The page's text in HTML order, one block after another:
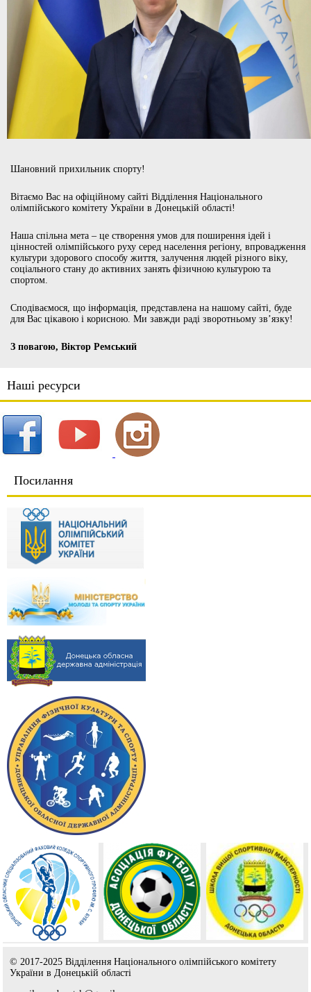
Шановний прихильник спорту!
Вітаємо Вас на офіційному сайті Відділення Національного
олімпійського комітету України в Донецькій області!
Наша спільна мета – це створення умов для поширення ідей і
цінностей олімпійського руху серед населення регіону, впровадження
культури здорового способу життя, залучення людей різного віку,
соціального стану до активних занять фізичною культурою та
спортом.
Сподіваємося, що інформація, представлена на нашому сайті, буде
для Вас цікавою і корисною. Ми завжди раді зворотньому зв’язку!
З повагою, Віктор Ремський
Наші ресурси
Посилання
© 2017-2025 Відділення Національного олімпійського комітету
України в Донецькій області